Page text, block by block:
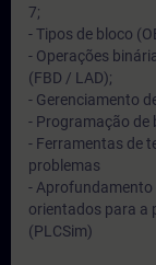
7;
- Tipos de bloco
- Operações
(FBD / LAD);
- Gerenciamento
- Programação de
- Ferramentas de
problemas
- Aprofundamento
orientados para a
(PLCSim)